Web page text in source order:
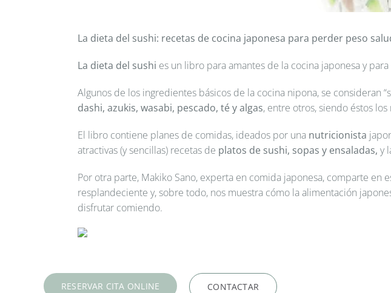
La dieta del sushi: recetas de cocina japonesa para perder peso
La dieta del sushi es un libro para amantes de la cocina japonesa y
Algunos de los ingredientes básicos de la cocina nipona, se
dashi, azukis, wasabi, pescado, té y algas, entre otros, siendo éstos
El libro contiene planes de comidas, ideados por una nutricionista
atractivas (y sencillas) recetas de platos de sushi, sopas y ensaladas, y
Por otra parte, Makiko Sano, experta en comida japonesa, comparte
resplandeciente y, sobre todo, nos muestra cómo la alimentación
disfrutar comiendo.
RESERVAR CITA ONLINE CONTACTAR